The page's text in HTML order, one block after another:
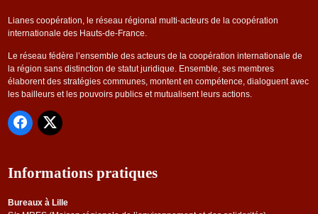
Lianes coopération, le réseau régional multi-acteurs de la coopération
internationale des Hauts-de-France.
Le réseau fédère l’ensemble des acteurs de la coopération internationale de
la région sans distinction de statut juridique. Ensemble, ses membres
élaborent des stratégies communes, montent en compétence, dialoguent avec
les bailleurs et les pouvoirs publics et mutualisent leurs actions.
Informations pratiques
Bureaux à Lille